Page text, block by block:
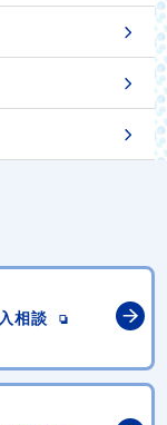
相談